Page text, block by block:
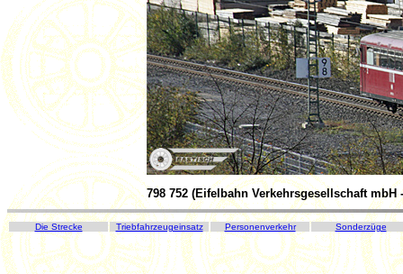
798 752 (Eifelbahn Verkehrsgesellschaft
Die Strecke Triebfahrzeugeinsatz Personenverkehr Sonderzüge